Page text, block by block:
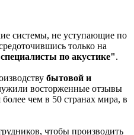
системы, не уступающие по
только на
по акустике".
бытовой и
восторженные отзывы
чем в 50 странах мира, в
чтобы производить